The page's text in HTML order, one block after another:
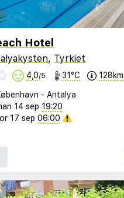
Hotel
, Tyrkiet
4,0/5 31°C 128km
- Antalya
14 sep 19:20
17 sep 06:00